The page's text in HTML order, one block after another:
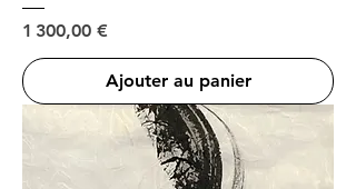
Prix
1 300,00 €
Ajouter au panier